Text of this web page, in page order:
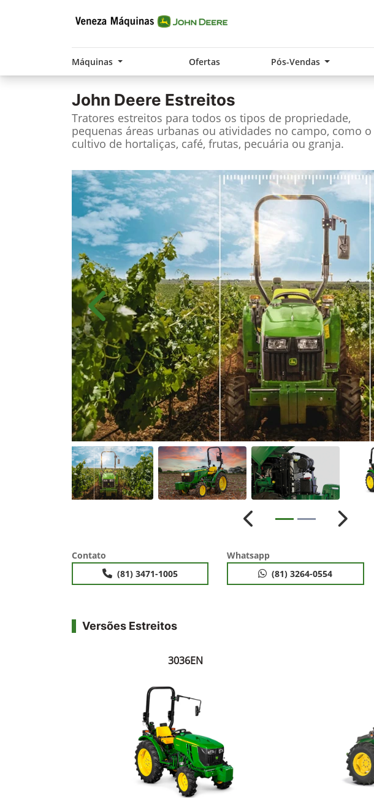
Máquinas Ofertas Pós-Vendas
John Deere Estreitos
Tratores estreitos para todos os tipos de propriedade,
pequenas áreas urbanas ou atividades no campo, como o
cultivo de hortaliças, café, frutas, pecuária ou granja.
Anterior
Anterior Próximo
Contato
(81) 3471-1005
Whatsapp
(81) 3264-0554
Versões Estreitos
3036EN